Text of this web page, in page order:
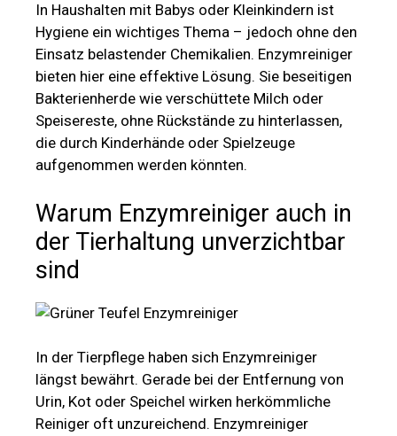
In Haushalten mit Babys oder Kleinkindern ist
Hygiene ein wichtiges Thema – jedoch ohne den
Einsatz belastender Chemikalien. Enzymreiniger
bieten hier eine effektive Lösung. Sie beseitigen
Bakterienherde wie verschüttete Milch oder
Speisereste, ohne Rückstände zu hinterlassen,
die durch Kinderhände oder Spielzeuge
aufgenommen werden könnten.
Warum Enzymreiniger auch in
der Tierhaltung unverzichtbar
sind
In der Tierpflege haben sich Enzymreiniger
längst bewährt. Gerade bei der Entfernung von
Urin, Kot oder Speichel wirken herkömmliche
Reiniger oft unzureichend. Enzymreiniger